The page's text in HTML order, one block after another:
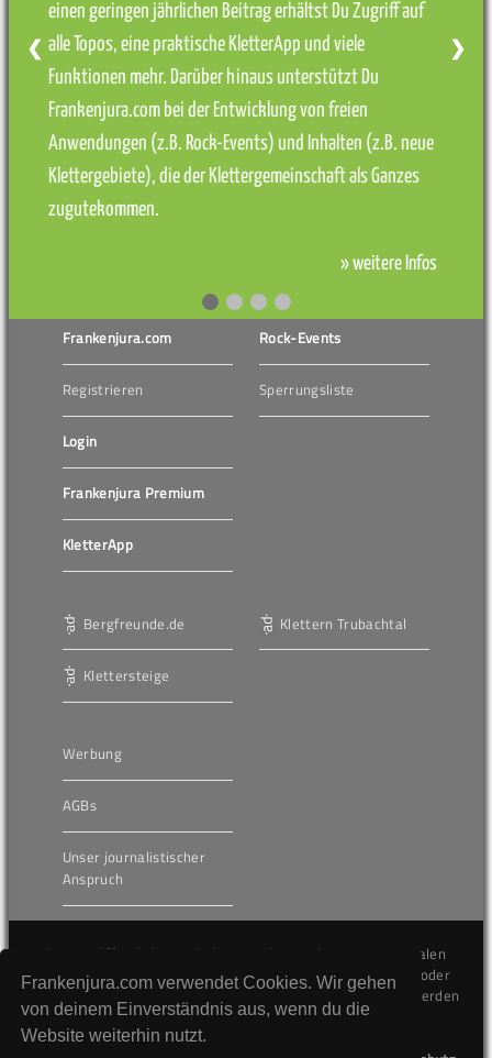
Frankenjura.com verwendet Cookies. Wir gehen
von deinem Einverständnis aus, wenn du die
Website weiterhin nutzt.
einen geringen jährlichen Beitrag erhältst Du Zugriff auf
alle Topos, eine praktische KletterApp und viele
Funktionen mehr. Darüber hinaus unterstützt Du
Frankenjura.com bei der Entwicklung von freien
Anwendungen (z.B. Rock-Events) und Inhalten (z.B. neue
Klettergebiete), die der Klettergemeinschaft als Ganzes
zugutekommen.
» weitere Infos
❮ ❯
Frankenjura.com
Registrieren
Login
Frankenjura Premium
KletterApp
Rock-Events
Sperrungsliste
Bergfreunde.de
Klettersteige
Klettern Trubachtal
Werbung
AGBs
Unser journalistischer
Anspruch
Die hier veröffentlichten Inhalte unterliegen dem internationalen
Urheberrecht (Copyright) und dürfen nicht kopiert, verändert oder
unverändert wiederveröffentlicht werden. Gegen Verstöße werden
wir auf juristischem Wege vorgehen.